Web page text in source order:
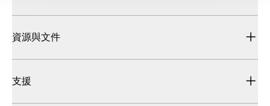
資源與文件
支援